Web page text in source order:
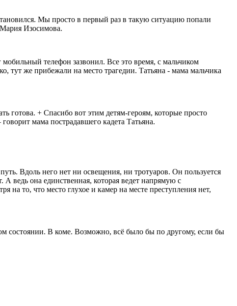
Мы просто в первый раз в такую ситуацию попали
Изосимова.
телефон зазвонил. Все это время, с мальчиком
тут же прибежали на место трагедии. Татьяна - мама мальчика
готова. + Спасибо вот этим детям-героям, которые просто
мама пострадавшего кадета Татьяна.
Вдоль него нет ни освещения, ни тротуаров. Он пользуется
А ведь она единственная, которая ведет напрямую с
на то, что место глухое и камер на месте преступления нет,
состоянии. В коме. Возможно, всё было бы по другому, если бы